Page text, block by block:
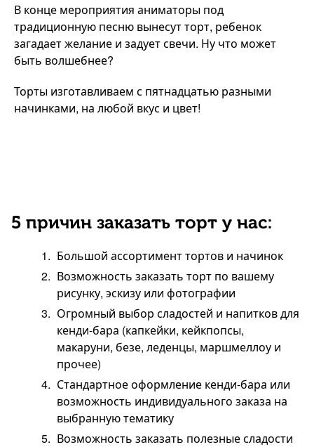
В конце мероприятия аниматоры под
традиционную песню вынесут торт, ребенок
загадает желание и задует свечи. Ну что может
быть волшебнее?
Торты изготавливаем с пятнадцатью разными
начинками, на любой вкус и цвет!
5 причин заказать торт у нас:
Большой ассортимент тортов и начинок
Возможность заказать торт по вашему
рисунку, эскизу или фотографии
Огромный выбор сладостей и напитков для
кенди-бара (капкейки, кейкпопсы,
макаруни, безе, леденцы, маршмеллоу и
прочее)
Стандартное оформление кенди-бара или
возможность индивидуального заказа на
выбранную тематику
Возможность заказать полезные сладости